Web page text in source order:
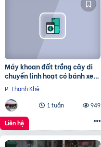
Máy khoan đất trồng cây di
chuyển linh hoạt có bánh xe
đẩy Turbo TBK68
P. Thanh Khê
1 tuần
949
Liên hệ